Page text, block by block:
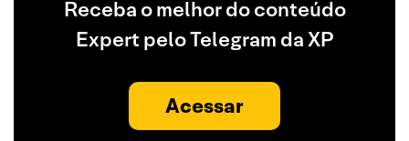
Receba o melhor do conteúdo
Expert pelo Telegram da XP
Acessar